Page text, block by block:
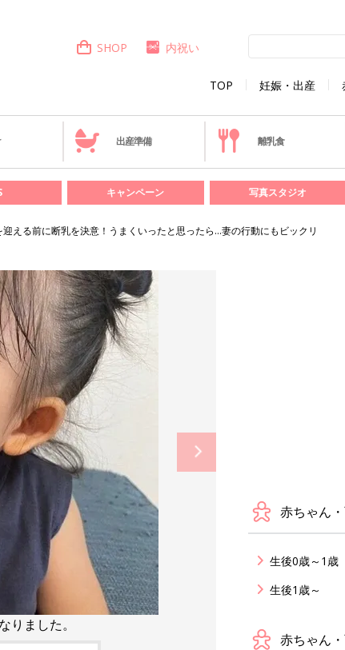
TOP 妊娠・出産
SHOP 内祝い
出産準備 離乳食
キャンペーン 写真スタジオ
迎える前に断乳を決意！うまくいったと思ったら…妻の行動にもビックリ
りました。
赤ちゃん
生後0歳～1歳
生後1歳～
赤ちゃん